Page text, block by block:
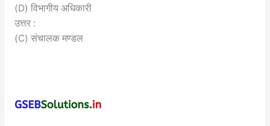
(D) विभागीय अधिकारी
उत्तर :
(C) संचालक मण्डल